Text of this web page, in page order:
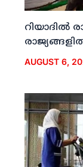
റിയാദില്‍
AUGUST 6,